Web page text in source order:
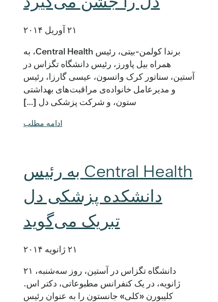
۲۱ آوریل ۲۰۱۴
برندا کولمن-بیتی، رئیس Central Health، به
همراه بیل پاورز، رئیس دانشگاه تگزاس در
آستین، سناتور کرک واتسون، عیسی گارزا، رئیس
و مدیرعامل خانواده‌ی مراقبت‌های بهداشتی
ستون، و شرکت پزشکی دل […]
ادامه مطلب
Central Health به رئیس
دانشکده پزشکی دل
تبریک می‌گوید
۲۱ ژانویه ۲۰۱۴
دانشگاه تگزاس در آستین، روز سه‌شنبه، ۲۱
ژانویه، در یک کنفرانس مطبوعاتی، دکتر اس.
کلیبورن «کلی» جانستون را به عنوان رئیس